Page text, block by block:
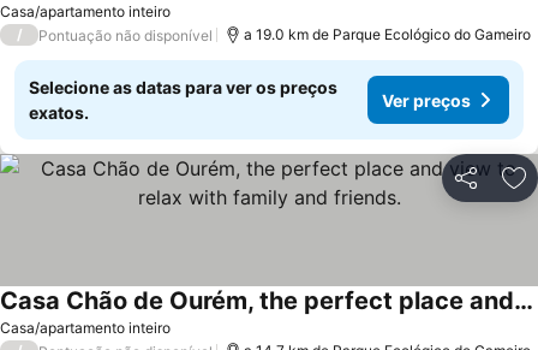
Casa/apartamento inteiro
/ Pontuação não disponível a 19.0 km de Parque Ecológico do Gameiro
Selecione as datas para ver os preços
exatos.
Ver preços
Partilhar
Casa/apartamento inteiro
Casa Chão de Ourém, the perfect place and view to relax with family and friends.
Ver preços